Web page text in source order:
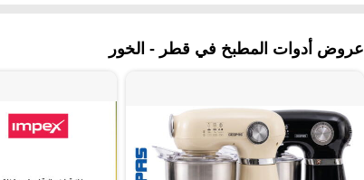
عروض أدوات المطبخ في قطر - الخور